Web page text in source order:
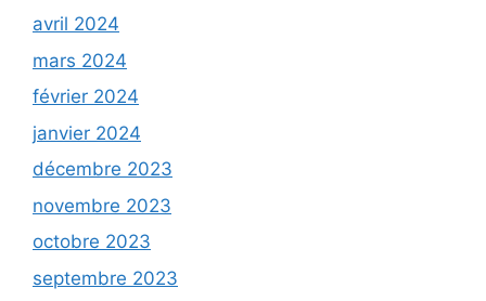
avril 2024
mars 2024
février 2024
janvier 2024
décembre 2023
novembre 2023
octobre 2023
septembre 2023